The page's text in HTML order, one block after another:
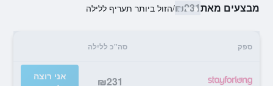
מבצעים מאת₪231
/הזול ביותר תעריף ללילה
ספק סה"כ ללילה
₪231
אני רוצה